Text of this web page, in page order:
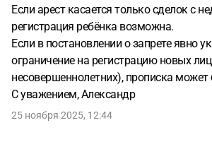
Если арест касается только сделок с
регистрация ребёнка возможна.
Если в постановлении о запрете явно
ограничение на регистрацию новых
несовершеннолетних), прописка может
С уважением, Александр
25 ноября 2025, 12:44